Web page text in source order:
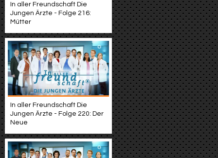
In aller Freundschaft Die
Jungen Ärzte - Folge 216:
Mütter
In aller Freundschaft Die
Jungen Ärzte - Folge 220: Der
Neue